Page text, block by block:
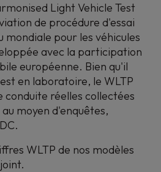
Light Vehicle Test
de procédure d'essai
mondiale pour les véhicules
avec la participation
européenne. Bien qu'il
en laboratoire, le WLTP
conduite réelles collectées
moyen d'enquêtes,
WLTP de nos modèles